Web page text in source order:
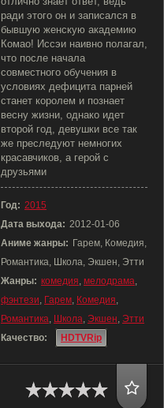
ради этого он и записался в
бывшую женскую академию
Комао! Иссэи наивно полагал,
что после начала
совместного обучения в
условиях дефицита парней
станет королем и познает
весну жизни, однако идет
второй год, девушки все так
же преследуют немногих
красавчиков, а герой с
друзьями
Год: 2015
Дата выхода: 2012-01-06
Аниме жанры: Гарем, Комедия,
Романтика, Школа, Экшен, Этти
Жанры: комедия, мелодрама,
фэнтези, Гарем, Комедия,
Романтика, Школа, Экшен, Этти
Качество:
HDTVRip